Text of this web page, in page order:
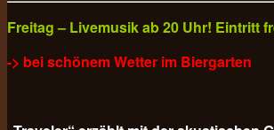
Freitag – Livemusik ab 20 Uhr! Eintritt
-> bei schönem Wetter im Biergarten